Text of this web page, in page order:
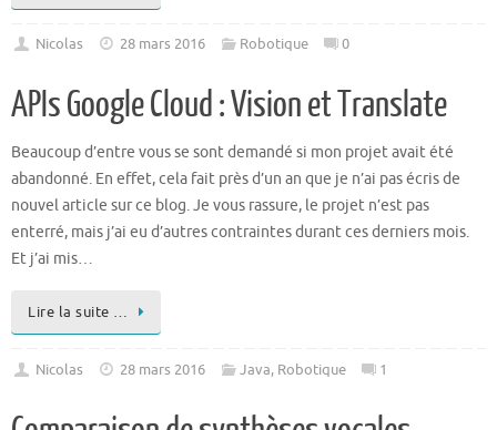
Nicolas 28 mars 2016 Robotique 0
APIs Google Cloud : Vision et Translate
Beaucoup d’entre vous se sont demandé si mon projet avait été
abandonné. En effet, cela fait près d’un an que je n’ai pas écris de
nouvel article sur ce blog. Je vous rassure, le projet n’est pas
enterré, mais j’ai eu d’autres contraintes durant ces derniers mois.
Et j’ai mis…
Lire la suite …
Nicolas 28 mars 2016 Java, Robotique 1